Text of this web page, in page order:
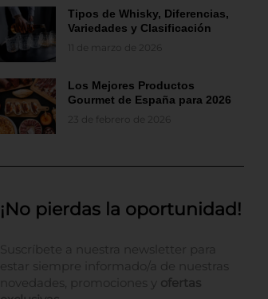
Tipos de Whisky, Diferencias,
Variedades y Clasificación
11 de marzo de 2026
Los Mejores Productos
Gourmet de España para 2026
23 de febrero de 2026
¡No pierdas la oportunidad!
Suscríbete a nuestra newsletter para
estar siempre informado/a de nuestras
novedades, promociones y ofertas